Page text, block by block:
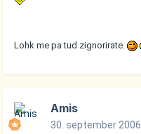
Lohk me pa tud zignorirate.
Amis
30. september 2006